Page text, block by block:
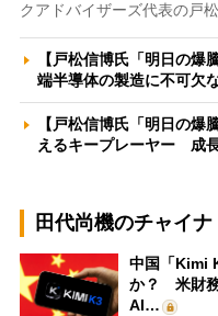
クアドバイザーズ代表の戸
【戸松信博氏「明日の爆
端半導体の製造に不可欠
【戸松信博氏「明日の
えるキープレーヤー 成
田代尚機のチャイ
中国「Kimi
か？ 米財務
AI…